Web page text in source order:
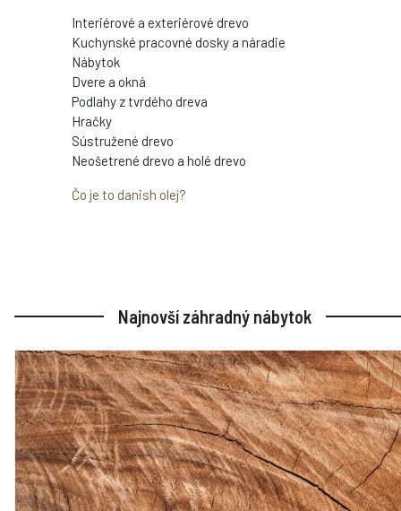
Interiérové a exteriérové drevo
Kuchynské pracovné dosky a náradie
Nábytok
Dvere a okná
Podlahy z tvrdého dreva
Hračky
Sústružené drevo
Neošetrené drevo a holé drevo
Čo je to danish olej?
Najnovší záhradný nábytok